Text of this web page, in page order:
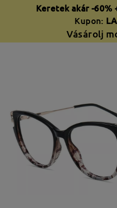
Keretek akár -60%
Kupon:
Vásárolj